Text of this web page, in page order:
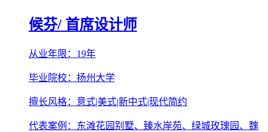
候芬/ 首席设计师
从业年限：19年
毕业院校：扬州大学
擅长风格：意式|美式|新中式|现代简约
代表案例：东滩花园别墅、臻水岸苑、绿城玫瑰园、魏